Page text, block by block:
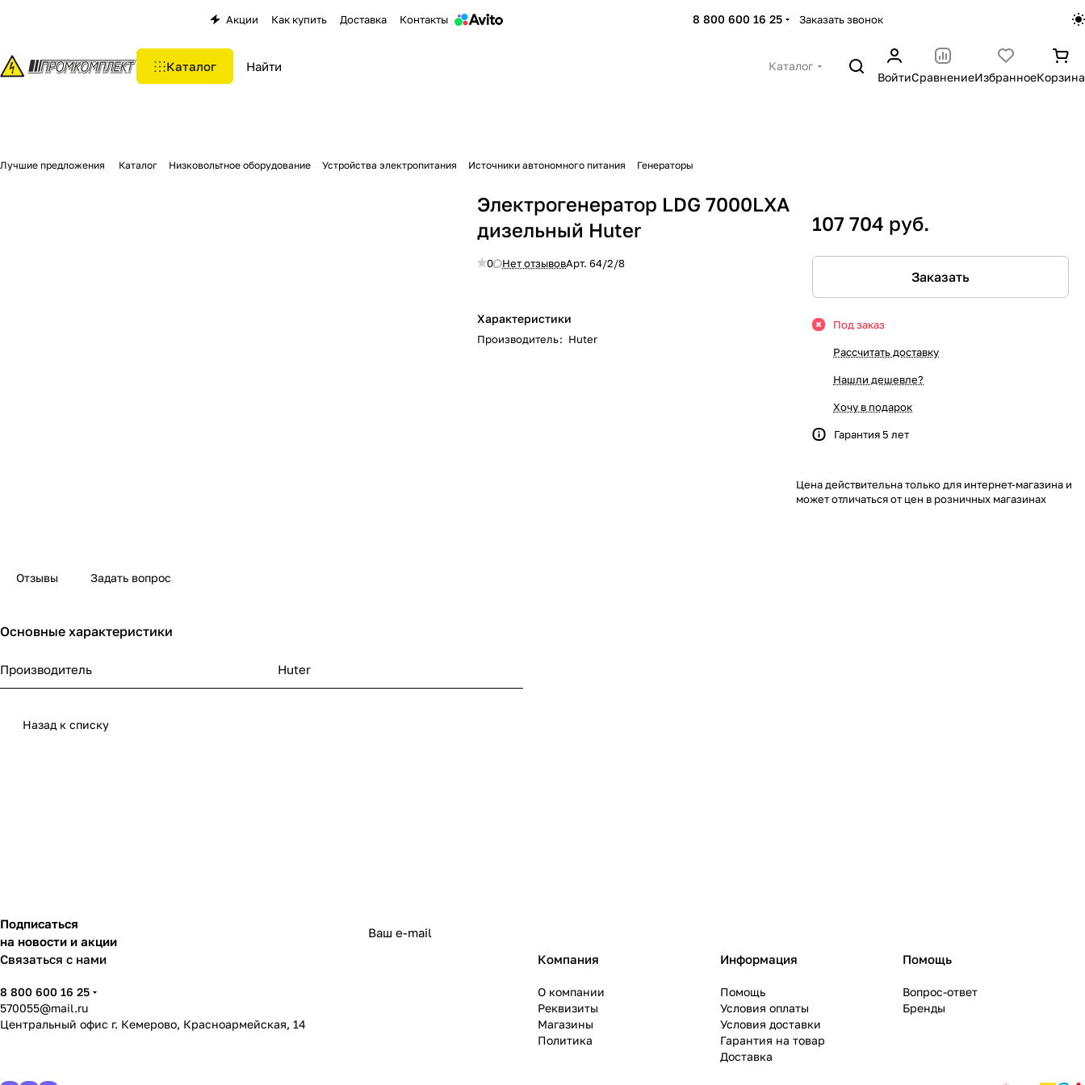
Акции Как купить Доставка Контакты 8 800 600 16 25 Заказать звонок
Каталог
Каталог
ВойтиСравнениеИзбранноеКорзина
Лучшие предложения Каталог Низковольтное оборудование Устройства электропитания Источники автономного питания Генераторы
Электрогенератор LDG 7000LХА
дизельный Huter
0 Нет отзывовАрт.64/2/8
Характеристики
Производитель: Huter
107 704 руб.
Заказать
Под заказ
Рассчитать доставку
Нашли дешевле?
Хочу в подарок
Гарантия 5 лет
Цена действительна только для интернет-магазина и
может отличаться от цен в розничных магазинах
Отзывы Задать вопрос
Основные характеристики
Производитель Huter
Назад к списку
Подписаться
на новости и акции
Связаться с нами
8 800 600 16 25
570055@mail.ru
Центральный офис г. Кемерово, Красноармейская, 14
Компания
О компании
Реквизиты
Магазины
Политика
Информация
Помощь
Условия оплаты
Условия доставки
Гарантия на товар
Доставка
Помощь
Вопрос-ответ
Бренды